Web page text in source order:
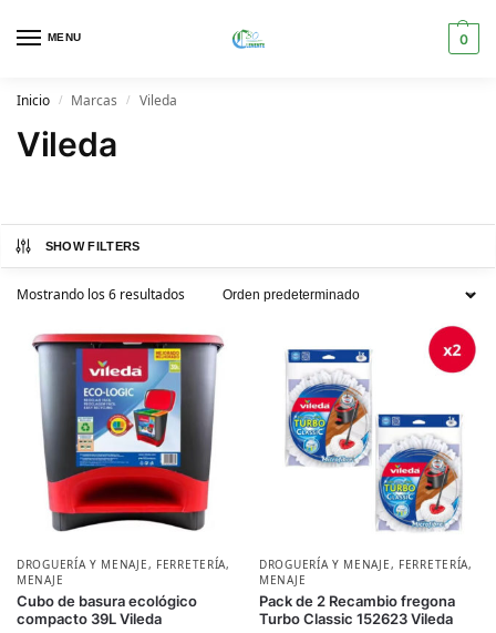
MENU 0
Inicio / Marcas / Vileda
Vileda
SHOW FILTERS
Mostrando los 6 resultados
DROGUERÍA Y MENAJE, FERRETERÍA,
MENAJE
Cubo de basura ecológico
compacto 39L Vileda
DROGUERÍA Y MENAJE, FERRETERÍA,
MENAJE
Pack de 2 Recambio fregona
Turbo Classic 152623 Vileda